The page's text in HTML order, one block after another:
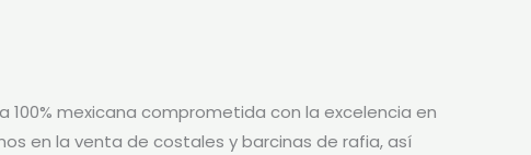
100% mexicana comprometida con la excelencia en
en la venta de costales y barcinas de rafia, así